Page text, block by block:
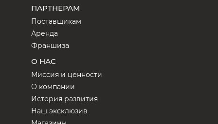
ПАРТНЕРАМ
Поставщикам
Аренда
Франшиза
О НАС
Миссия и ценности
О компании
История развития
Наш эксклюзив